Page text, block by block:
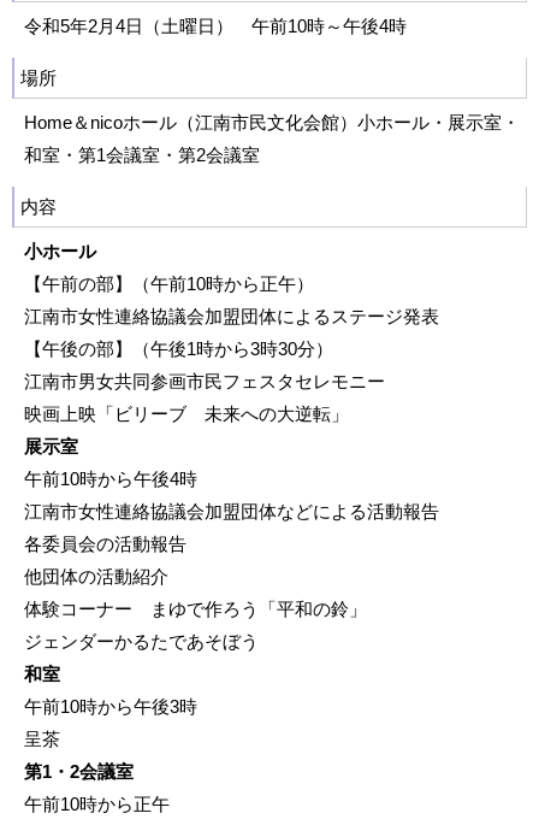
令和5年2月4日（土曜日） 午前10時～午後4時
場所
Home＆nicoホール（江南市民文化会館）小ホール・展示室・
和室・第1会議室・第2会議室
内容
小ホール
【午前の部】（午前10時から正午）
江南市女性連絡協議会加盟団体によるステージ発表
【午後の部】（午後1時から3時30分）
江南市男女共同参画市民フェスタセレモニー
映画上映「ビリーブ 未来への大逆転」
展示室
午前10時から午後4時
江南市女性連絡協議会加盟団体などによる活動報告
各委員会の活動報告
他団体の活動紹介
体験コーナー まゆで作ろう「平和の鈴」
ジェンダーかるたであそぼう
和室
午前10時から午後3時
呈茶
第1・2会議室
午前10時から正午